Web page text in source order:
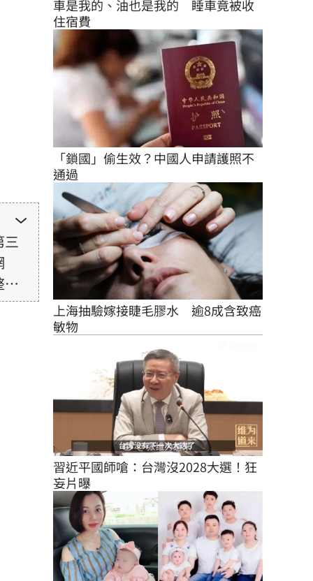
三
取
車是我的、油也是我的　睡車竟被收
住宿費
「鎖國」偷生效？中國人申請護照不
通過
上海抽驗嫁接睫毛膠水　逾8成含致癌
敏物
習近平國師嗆：台灣沒2028大選！狂
妄片曝